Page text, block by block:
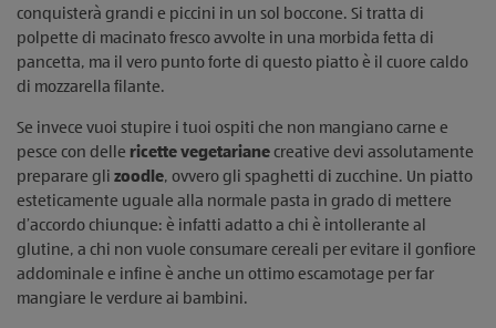
conquisterà grandi e piccini in un sol boccone. Si tratta di
polpette di macinato fresco avvolte in una morbida fetta di
pancetta, ma il vero punto forte di questo piatto è il cuore caldo
di mozzarella filante.
Se invece vuoi stupire i tuoi ospiti che non mangiano carne e
pesce con delle ricette vegetariane creative devi assolutamente
preparare gli zoodle, ovvero gli spaghetti di zucchine. Un piatto
esteticamente uguale alla normale pasta in grado di mettere
d’accordo chiunque: è infatti adatto a chi è intollerante al
glutine, a chi non vuole consumare cereali per evitare il gonfiore
addominale e infine è anche un ottimo escamotage per far
mangiare le verdure ai bambini.